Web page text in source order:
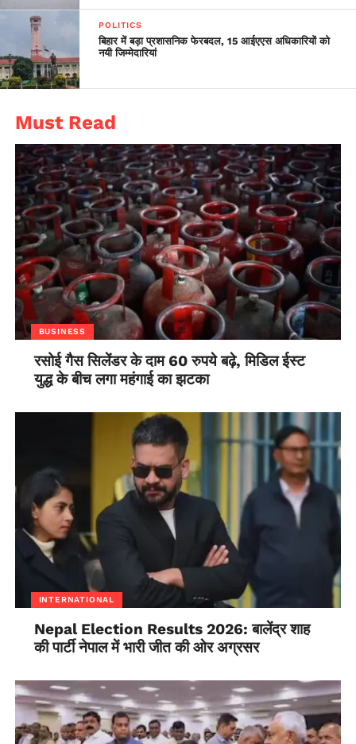
POLITICS
बिहार में बड़ा प्रशासनिक फेरबदल, 15 आईएएस अधिकारियों को
नयी जिम्मेदारियां
Must Read
BUSINESS
रसोई गैस सिलेंडर के दाम 60 रुपये बढ़े, मिडिल ईस्ट
युद्ध के बीच लगा महंगाई का झटका
INTERNATIONAL
Nepal Election Results 2026: बालेंद्र शाह
की पार्टी नेपाल में भारी जीत की ओर अग्रसर